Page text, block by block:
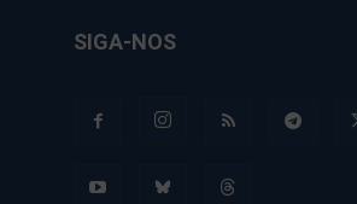
SIGA-NOS